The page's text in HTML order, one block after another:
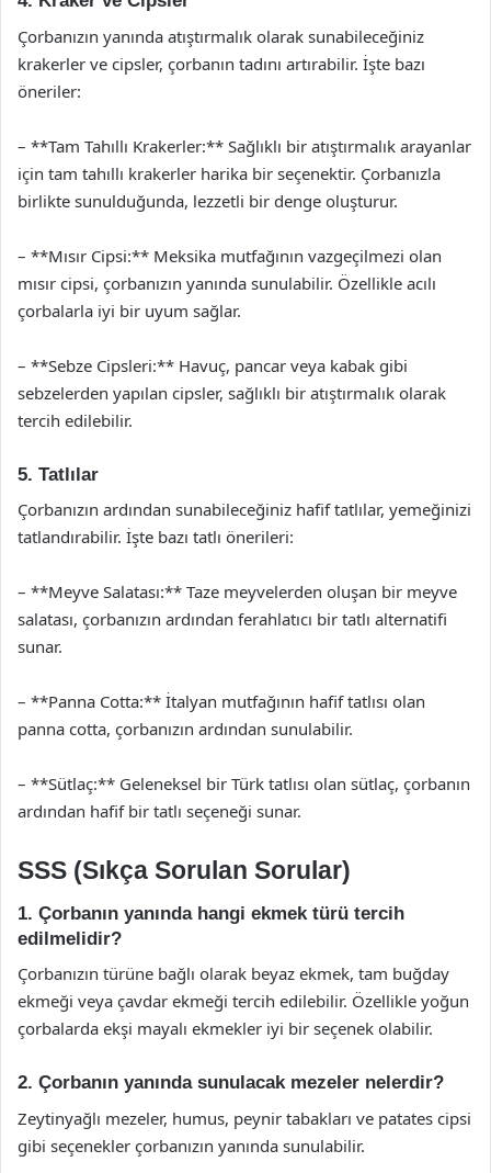
Çorbanızın yanında atıştırmalık olarak sunabileceğiniz
krakerler ve cipsler, çorbanın tadını artırabilir. İşte bazı
öneriler:
– **Tam Tahıllı Krakerler:** Sağlıklı bir atıştırmalık arayanlar
için tam tahıllı krakerler harika bir seçenektir. Çorbanızla
birlikte sunulduğunda, lezzetli bir denge oluşturur.
– **Mısır Cipsi:** Meksika mutfağının vazgeçilmezi olan
mısır cipsi, çorbanızın yanında sunulabilir. Özellikle acılı
çorbalarla iyi bir uyum sağlar.
– **Sebze Cipsleri:** Havuç, pancar veya kabak gibi
sebzelerden yapılan cipsler, sağlıklı bir atıştırmalık olarak
tercih edilebilir.
5. Tatlılar
Çorbanızın ardından sunabileceğiniz hafif tatlılar, yemeğinizi
tatlandırabilir. İşte bazı tatlı önerileri:
– **Meyve Salatası:** Taze meyvelerden oluşan bir meyve
salatası, çorbanızın ardından ferahlatıcı bir tatlı alternatifi
sunar.
– **Panna Cotta:** İtalyan mutfağının hafif tatlısı olan
panna cotta, çorbanızın ardından sunulabilir.
– **Sütlaç:** Geleneksel bir Türk tatlısı olan sütlaç, çorbanın
ardından hafif bir tatlı seçeneği sunar.
SSS (Sıkça Sorulan Sorular)
1. Çorbanın yanında hangi ekmek türü tercih
edilmelidir?
Çorbanızın türüne bağlı olarak beyaz ekmek, tam buğday
ekmeği veya çavdar ekmeği tercih edilebilir. Özellikle yoğun
çorbalarda ekşi mayalı ekmekler iyi bir seçenek olabilir.
2. Çorbanın yanında sunulacak mezeler nelerdir?
Zeytinyağlı mezeler, humus, peynir tabakları ve patates cipsi
gibi seçenekler çorbanızın yanında sunulabilir.